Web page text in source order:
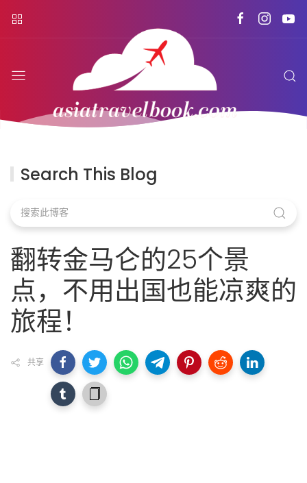
Search This Blog
翻转金马仑的25个景
点，不用出国也能凉爽的
旅程！
共享